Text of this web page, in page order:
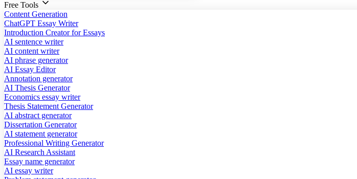
Free Tools
Content Generation
ChatGPT Essay Writer
Introduction Creator for Essays
AI sentence writer
AI content writer
AI phrase generator
AI Essay Editor
Annotation generator
AI Thesis Generator
Economics essay writer
Thesis Statement Generator
AI abstract generator
Dissertation Generator
AI statement generator
Professional Writing Generator
AI Research Assistant
Essay name generator
AI essay writer